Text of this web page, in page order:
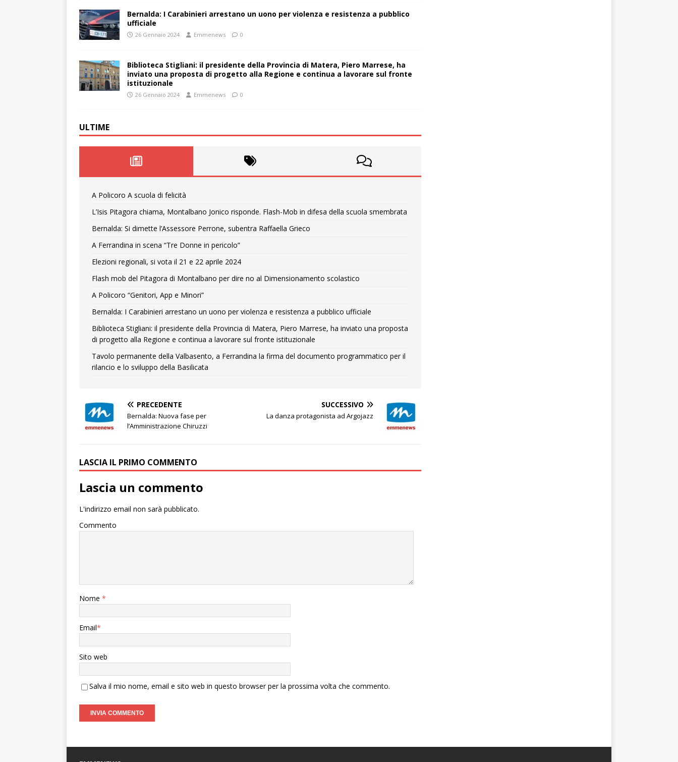
Bernalda: I Carabinieri arrestano un uono per violenza e resistenza a pubblico
ufficiale
26 Gennaio 2024 Emmenews 0
Biblioteca Stigliani: il presidente della Provincia di Matera, Piero Marrese, ha
inviato una proposta di progetto alla Regione e continua a lavorare sul fronte
istituzionale
26 Gennaio 2024 Emmenews 0
ULTIME
A Policoro A scuola di felicità
L’Isis Pitagora chiama, Montalbano Jonico risponde. Flash-Mob in difesa della scuola smembrata
Bernalda: Si dimette l’Assessore Perrone, subentra Raffaella Grieco
A Ferrandina in scena “Tre Donne in pericolo”
Elezioni regionali, si vota il 21 e 22 aprile 2024
Flash mob del Pitagora di Montalbano per dire no al Dimensionamento scolastico
A Policoro “Genitori, App e Minori”
Bernalda: I Carabinieri arrestano un uono per violenza e resistenza a pubblico ufficiale
Biblioteca Stigliani: il presidente della Provincia di Matera, Piero Marrese, ha inviato una proposta
di progetto alla Regione e continua a lavorare sul fronte istituzionale
Tavolo permanente della Valbasento, a Ferrandina la firma del documento programmatico per il
rilancio e lo sviluppo della Basilicata
PRECEDENTE
Bernalda: Nuova fase per
l’Amministrazione Chiruzzi
SUCCESSIVO
La danza protagonista ad Argojazz
LASCIA IL PRIMO COMMENTO
Lascia un commento
L'indirizzo email non sarà pubblicato.
Commento
Nome *
Email*
Sito web
Salva il mio nome, email e sito web in questo browser per la prossima volta che commento.